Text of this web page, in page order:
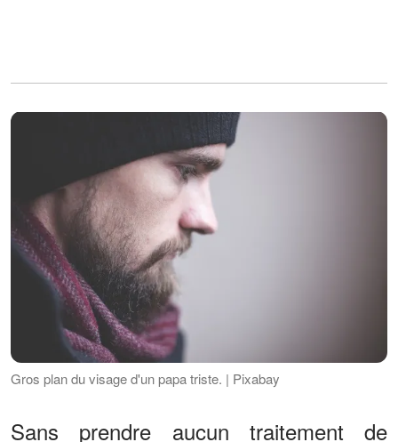
Gros plan du visage d'un papa triste. | Pixabay
Sans prendre aucun traitement de